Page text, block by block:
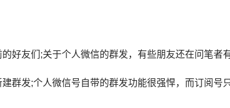
友们;关于个人微信的群发，有些朋友还在问笔者
发;个人微信号自带的群发功能很强悍，而订阅号